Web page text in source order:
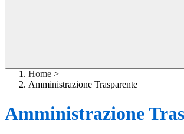
Home >
Amministrazione Trasparente
Amministrazione